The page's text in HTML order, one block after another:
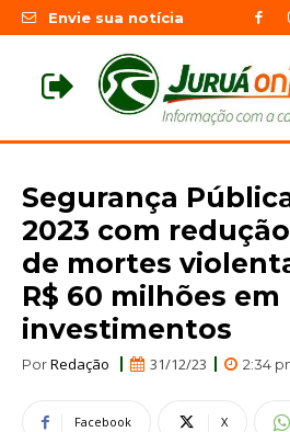
Envie sua notícia
Segurança
2023 com
de mortes
R$ 60 milhões em
investimentos
PorRedação 31/12/23 2:34
Facebook X